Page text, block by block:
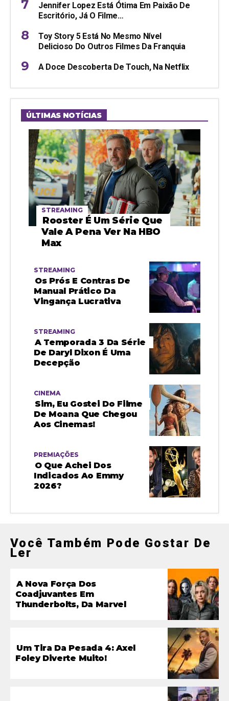
Jennifer Lopez Está Ótima Em Paixão De
Escritório, Já O Filme…
Toy Story 5 Está No Mesmo Nível
Delicioso Do Outros Filmes Da Franquia
A Doce Descoberta De Touch, Na Netflix
ÚLTIMAS NOTÍCIAS
STREAMING
Rooster É Um Série Que
Vale A Pena Ver Na HBO
Max
STREAMING
Os Prós E Contras De
Manual Prático Da
Vingança Lucrativa
STREAMING
A Temporada 3 Da Série
De Daryl Dixon É Uma
Decepção
CINEMA
Sim, Eu Gostei Do Filme
De Moana Que Chegou
Aos Cinemas!
PREMIAÇÕES
O Que Achei Dos
Indicados Ao Emmy
2026?
Você Também Pode Gostar De
Ler
A Nova Força Dos
Coadjuvantes Em
Thunderbolts, Da Marvel
Um Tira Da Pesada 4: Axel
Foley Diverte Muito!